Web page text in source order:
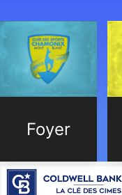
Foyer